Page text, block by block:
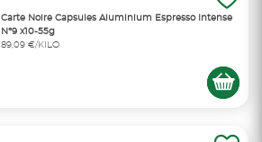
Carte Noire Capsules Aluminium Espresso Intense
N°9 x10-55g
89,09 €/KILO